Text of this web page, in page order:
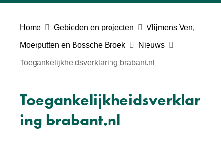
e
Home Gebieden en projecten Vlijmens Ven,
Moerputten en Bossche Broek Nieuws
Toegankelijkheidsverklaring brabant.nl
Toegankelijkheidsverklar
ing brabant.nl